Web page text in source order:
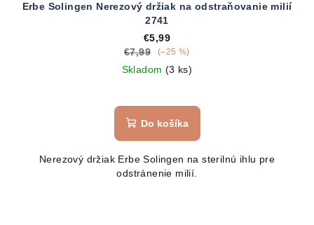
Erbe Solingen Nerezový držiak na odstraňovanie milií
2741
€5,99
€7,99
(–25 %)
Skladom (3 ks)
Do košíka
Nerezový držiak Erbe Solingen na sterilnú ihlu pre
odstránenie milií.